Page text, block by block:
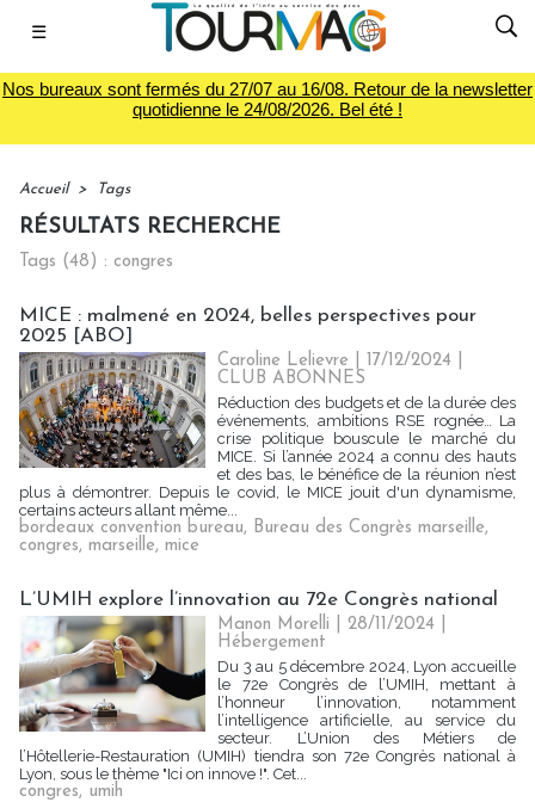
☰
Nos bureaux sont fermés du 27/07 au 16/08. Retour de la newsletter
quotidienne le 24/08/2026. Bel été !
Accueil > Tags
RÉSULTATS RECHERCHE
Tags (48) : congres
MICE : malmené en 2024, belles perspectives pour
2025 [ABO]
Caroline Lelievre | 17/12/2024
CLUB ABONNES
Réduction des budgets et de la durée des
événements, ambitions RSE rognée… La
crise politique bouscule le marché du
MICE. Si l’année 2024 a connu des hauts
et des bas, le bénéfice de la réunion n’est
plus à démontrer. Depuis le covid, le MICE jouit d'un dynamisme,
certains acteurs allant même...
bordeaux convention bureau, Bureau des Congrès marseille,
congres, marseille, mice
L’UMIH explore l’innovation au 72e Congrès national
Manon Morelli | 28/11/2024
Hébergement
Du 3 au 5 décembre 2024, Lyon accueille
le 72e Congrès de l’UMIH, mettant à
l’honneur l’innovation, notamment
l’intelligence artificielle, au service du
secteur. L’Union des Métiers de
l’Hôtellerie-Restauration (UMIH) tiendra son 72e Congrès national à
Lyon, sous le thème "Ici on innove !". Cet...
congres, umih